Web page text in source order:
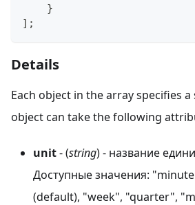
}
] ;
Details
Each object in the array specifies a
object can take the following
unit- (string) - название
Доступные значения:
(default), "week", "quarter",